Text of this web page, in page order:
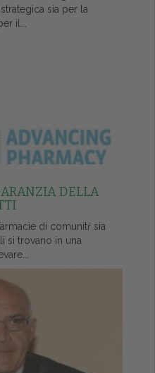
sia per la
il...
DELLA
di comunitŕ sia
si trovano in una